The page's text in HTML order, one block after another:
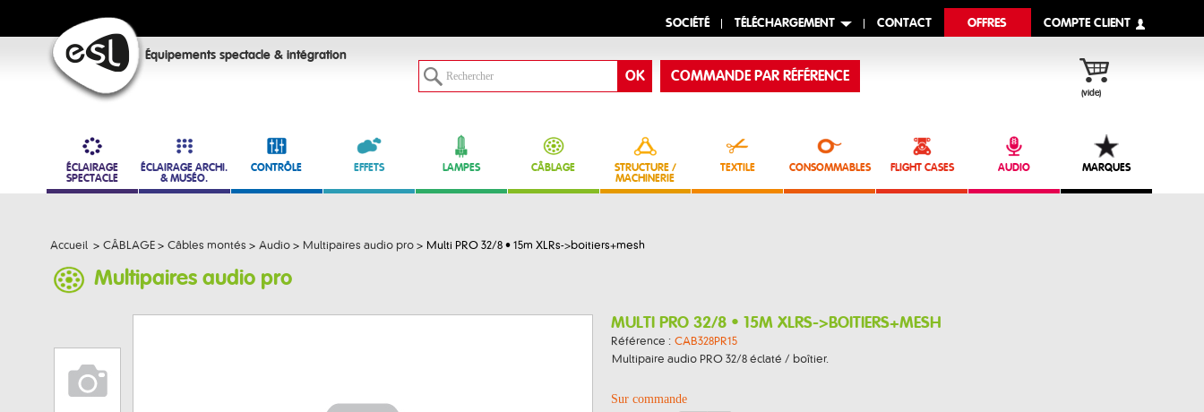
SOCIÉTÉ TÉLÉCHARGEMENT CONTACT OFFRES COMPTE CLIENT
Équipements spectacle & intégration
(vide)
COMMANDE PAR RÉFÉRENCE
ÉCLAIRAGE
SPECTACLE
ÉCLAIRAGE ARCHI.
& MUSÉO.
CONTRÔLE EFFETS LAMPES CÂBLAGE
STRUCTURE /
MACHINERIE
TEXTILE CONSOMMABLES FLIGHT CASES AUDIO MARQUES
Accueil > CÂBLAGE > Câbles montés > Audio > Multipaires audio pro > Multi PRO 32/8 • 15m XLRs->boitiers+mesh
Multipaires audio pro
MULTI PRO 32/8 • 15M XLRS->BOITIERS+MESH
Référence : CAB328PR15
Multipaire audio PRO 32/8 éclaté / boîtier.
Sur commande